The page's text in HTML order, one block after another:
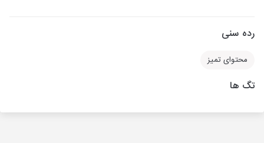
رده سنی
محتوای تمیز
تگ ها